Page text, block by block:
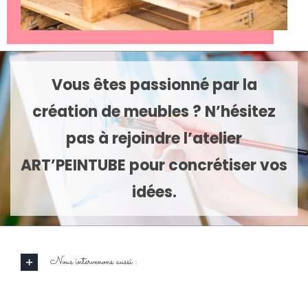
Vous êtes passionné par la
création de meubles ? N’hésitez
pas à rejoindre l’atelier
ART’PEINTUBE pour concrétiser vos
idées.
Nous intervenons aussi :